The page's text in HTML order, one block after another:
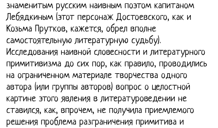
знаменитым русским наивным поэтом капитаном
Лебядкиным (этот персонаж Достоевского, как и
Козьма Прутков, кажется, обрел вполне
самостоятельную литературную судьбу).
Исследования наивной словесности и литературного
примитивизма до сих пор, как правило, проводились
на ограниченном материале творчества одного
автора (или группы авторов) вопрос о целостной
картине этого явления в литературоведении не
ставился, как, впрочем, не получила приемлемого
решения проблема разграничения примитива и